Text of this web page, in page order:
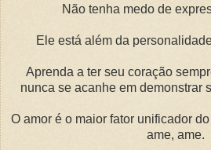
Não tenha medo de
Ele está além da
Aprenda a ter seu coração
nunca se acanhe em demonstrar
O amor é o maior fator unificador
ame, ame.